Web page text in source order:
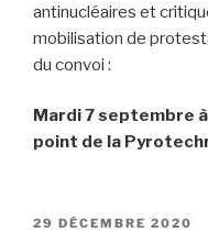
antinucléaires et
mobilisation de
du convoi :
Mardi 7 septembre
point de la
PUBLIÉ
29 DÉCEMBRE 2020